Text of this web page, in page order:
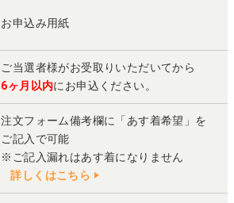
お申込み用紙
ご当選者様がお受取りいただいてから
6ヶ月以内にお申込ください。
注文フォーム備考欄に「あす着希望」を
ご記入で可能
※ご記入漏れはあす着になりません
詳しくはこちら